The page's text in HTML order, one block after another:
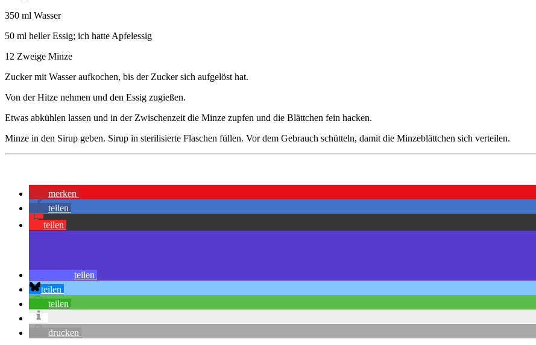
350 ml Wasser
50 ml heller Essig; ich hatte Apfelessig
12 Zweige Minze
Zucker mit Wasser aufkochen, bis der Zucker sich aufgelöst hat.
Von der Hitze nehmen und den Essig zugießen.
Etwas abkühlen lassen und in der Zwischenzeit die Minze zupfen und die Blättchen fein hacken.
Minze in den Sirup geben. Sirup in sterilisierte Flaschen füllen. Vor dem Gebrauch schütteln, damit die Minzeblättchen sich verteilen.
merken
teilen
teilen
teilen
teilen
teilen
drucken